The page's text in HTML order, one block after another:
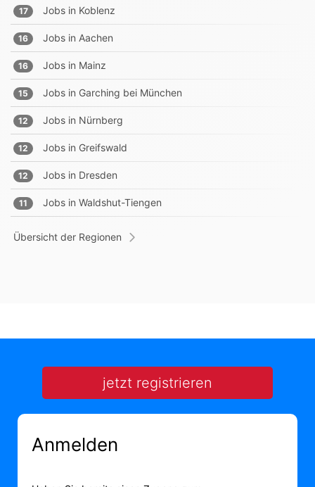
17 Jobs in Koblenz
16 Jobs in Aachen
16 Jobs in Mainz
15 Jobs in Garching bei München
12 Jobs in Nürnberg
12 Jobs in Greifswald
12 Jobs in Dresden
11 Jobs in Waldshut-Tiengen
Übersicht der Regionen
jetzt registrieren
Anmelden